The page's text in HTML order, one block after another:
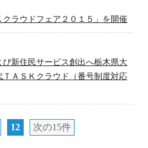
ラウドフェア２０１５」を開催
新住民サービス創出へ栃木県大
ＡＳＫクラウド（番号制度対応
12 次の15件